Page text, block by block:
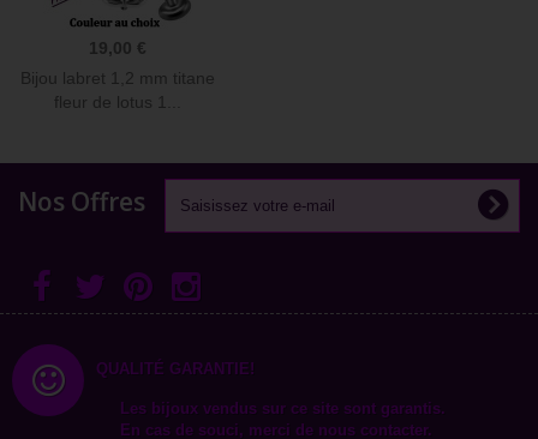
19,00 €
Bijou labret 1,2 mm titane
fleur de lotus 1...
Nos Offres
QUALITÉ GARANTIE!
Les bijoux vendus sur ce site sont garantis.
En cas de souci, merci de nous contacter.